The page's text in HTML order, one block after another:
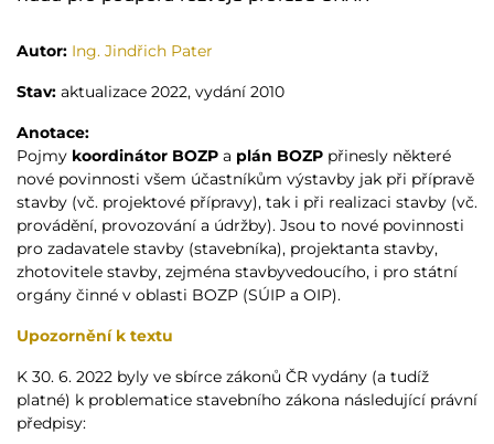
Autor: Ing. Jindřich Pater
Stav: aktualizace 2022, vydání 2010
Anotace:
Pojmy koordinátor BOZP a plán BOZP přinesly některé
nové povinnosti všem účastníkům výstavby jak při přípravě
stavby (vč. projektové přípravy), tak i při realizaci stavby (vč.
provádění, provozování a údržby). Jsou to nové povinnosti
pro zadavatele stavby (stavebníka), projektanta stavby,
zhotovitele stavby, zejména stavbyvedoucího, i pro státní
orgány činné v oblasti BOZP (SÚIP a OIP).
Upozornění k textu
K 30. 6. 2022 byly ve sbírce zákonů ČR vydány (a tudíž
platné) k problematice stavebního zákona následující právní
předpisy: